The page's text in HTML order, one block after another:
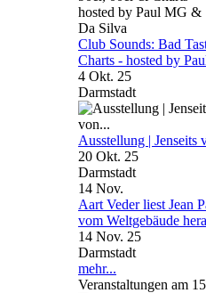
Club Sounds: Bad
Charts - hosted by
4 Okt. 25
Darmstadt
Ausstellung | Jenseits
20 Okt. 25
Darmstadt
14 Nov.
Aart Veder liest Jean
vom Weltgebäude
14 Nov. 25
Darmstadt
mehr...
Veranstaltungen am